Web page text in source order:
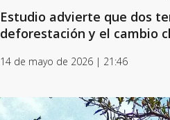
Estudio advierte que dos
deforestación y el cambio
14 de mayo de 2026 | 21:46